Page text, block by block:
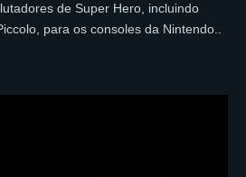
de Super Hero, incluindo
para os consoles da Nintendo..